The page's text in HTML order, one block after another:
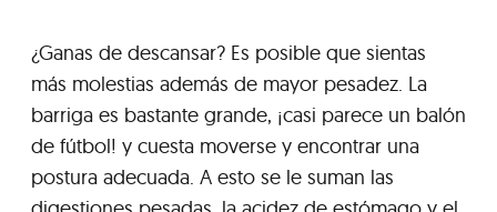
¿Ganas de descansar? Es posible que sientas
más molestias además de mayor pesadez. La
barriga es bastante grande, ¡casi parece un balón
de fútbol! y cuesta moverse y encontrar una
postura adecuada. A esto se le suman las